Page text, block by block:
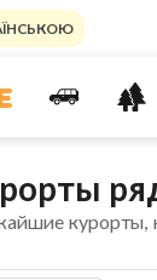
курорты,